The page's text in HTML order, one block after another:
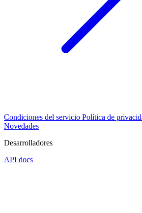
Condiciones del servicio Política de
Novedades
Desarrolladores
API docs